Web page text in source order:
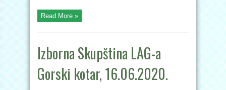
Read More »
Izborna Skupština LAG-a
Gorski kotar, 16.06.2020.